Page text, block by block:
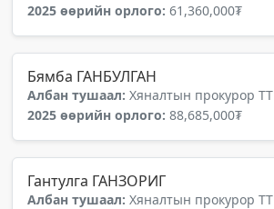
2025 өөрийн орлого: 61,360,000₮
Бямба ГАНБУЛГАН
Албан тушаал: Хяналтын прокурор ТТ
2025 өөрийн орлого: 88,685,000₮
Гантулга ГАНЗОРИГ
Албан тушаал: Хяналтын прокурор ТТ